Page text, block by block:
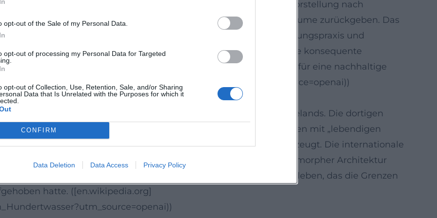
opt-out of the Sale of my Personal Data.
opt-out of processing my Personal Data for Targeted
opt-out of Collection, Use, Retention, Sale, and/or Sharing
Data that Is Unrelated with the Purposes for which it
CONFIRM
Data Deletion Data Access Privacy Policy
sowie eine abfallfreie Gesellschaft. Architektur sollte seiner Vorstellung nach
und den Bewohnerinnen und Bewohnern sinnliche, naturnahe Räume zurückgeben. Das
„ökologisches Museum“ – ein Haus, das künstlerische Ausstellungspraxis und
geistige Erbe Hundertwassers in die Gegenwart verlängert. Diese konsequente
Ökologie macht seine künstlerische Entwicklung exemplarisch für eine nachhaltige
en/about-us/kunst-haus-wien/?utm_source=openai))
Wien, Europa, Neuseeland
wesentliche Lebens- und Arbeitsphasen in den Norden Neuseelands. Die dortigen
Umfeld bestärkten seine Naturverbundenheit und sein Bauen mit „lebendigen
Art Centre in Whangārei, das sein Nachwirken in Ozeanien bezeugt. Die internationale
dessen Werk zwischen Wiener Moderne, Secession und biomorpher Architektur
Sein Tod 2000 auf See setzte den Schlusspunkt unter ein Künstlerleben, das die Grenzen
hatte. ([en.wikipedia.org]